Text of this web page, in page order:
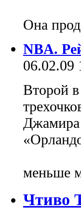
Она
NBA.
06.02.09
Второй в
Джамира
меньше
Чтиво